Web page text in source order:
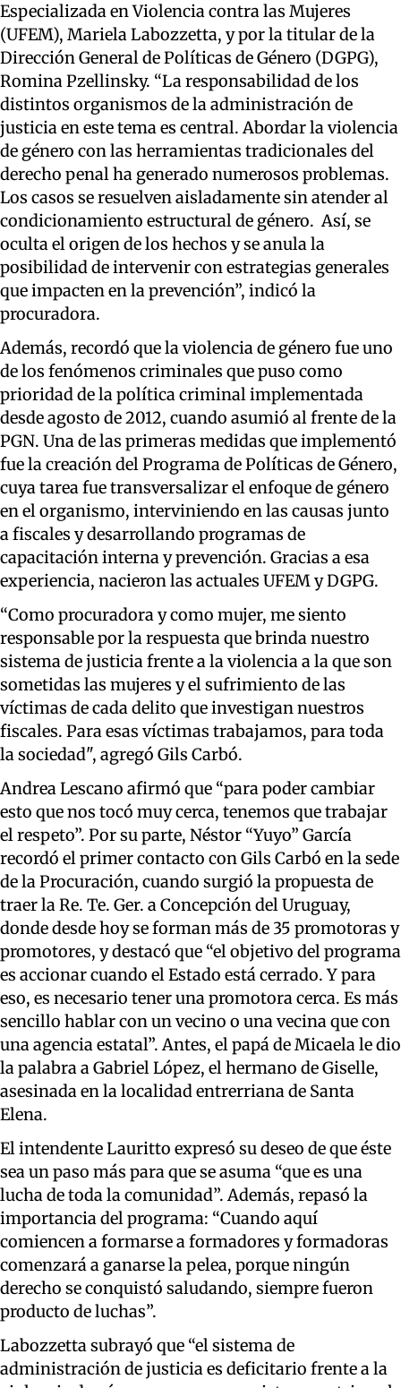
Especializada en Violencia contra las Mujeres
(UFEM), Mariela Labozzetta, y por la titular de la
Dirección General de Políticas de Género (DGPG),
Romina Pzellinsky. “La responsabilidad de los
distintos organismos de la administración de
justicia en este tema es central. Abordar la violencia
de género con las herramientas tradicionales del
derecho penal ha generado numerosos problemas.
Los casos se resuelven aisladamente sin atender al
condicionamiento estructural de género. Así, se
oculta el origen de los hechos y se anula la
posibilidad de intervenir con estrategias generales
que impacten en la prevención”, indicó la
procuradora.
Además, recordó que la violencia de género fue uno
de los fenómenos criminales que puso como
prioridad de la política criminal implementada
desde agosto de 2012, cuando asumió al frente de la
PGN. Una de las primeras medidas que implementó
fue la creación del Programa de Políticas de Género,
cuya tarea fue transversalizar el enfoque de género
en el organismo, interviniendo en las causas junto
a fiscales y desarrollando programas de
capacitación interna y prevención. Gracias a esa
experiencia, nacieron las actuales UFEM y DGPG.
“Como procuradora y como mujer, me siento
responsable por la respuesta que brinda nuestro
sistema de justicia frente a la violencia a la que son
sometidas las mujeres y el sufrimiento de las
víctimas de cada delito que investigan nuestros
fiscales. Para esas víctimas trabajamos, para toda
la sociedad", agregó Gils Carbó.
Andrea Lescano afirmó que “para poder cambiar
esto que nos tocó muy cerca, tenemos que trabajar
el respeto”. Por su parte, Néstor “Yuyo” García
recordó el primer contacto con Gils Carbó en la sede
de la Procuración, cuando surgió la propuesta de
traer la Re. Te. Ger. a Concepción del Uruguay,
donde desde hoy se forman más de 35 promotoras y
promotores, y destacó que “el objetivo del programa
es accionar cuando el Estado está cerrado. Y para
eso, es necesario tener una promotora cerca. Es más
sencillo hablar con un vecino o una vecina que con
una agencia estatal”. Antes, el papá de Micaela le dio
la palabra a Gabriel López, el hermano de Giselle,
asesinada en la localidad entrerriana de Santa
Elena.
El intendente Lauritto expresó su deseo de que éste
sea un paso más para que se asuma “que es una
lucha de toda la comunidad”. Además, repasó la
importancia del programa: “Cuando aquí
comiencen a formarse a formadores y formadoras
comenzará a ganarse la pelea, porque ningún
derecho se conquistó saludando, siempre fueron
producto de luchas”.
Labozzetta subrayó que “el sistema de
administración de justicia es deficitario frente a la